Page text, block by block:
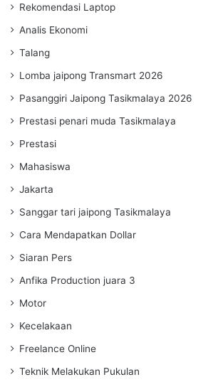
Rekomendasi Laptop
Analis Ekonomi
Talang
Lomba jaipong Transmart 2026
Pasanggiri Jaipong Tasikmalaya 2026
Prestasi penari muda Tasikmalaya
Prestasi
Mahasiswa
Jakarta
Sanggar tari jaipong Tasikmalaya
Cara Mendapatkan Dollar
Siaran Pers
Anfika Production juara 3
Motor
Kecelakaan
Freelance Online
Teknik Melakukan Pukulan